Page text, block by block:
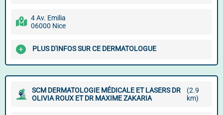
4 Av. Emilia
06000 Nice
PLUS D'INFOS SUR CE DERMATOLOGUE
SCM DERMATOLOGIE MÉDICALE ET LASERS DR
OLIVIA ROUX ET DR MAXIME ZAKARIA
(2.9
km)